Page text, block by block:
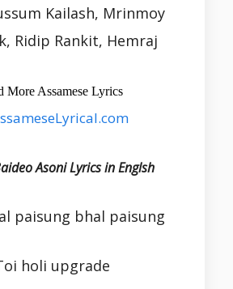
Kailash, Mrinmoy
Ridip Rankit, Hemraj
More Assamese Lyrics
Asoni Lyrics in Englsh
paisung bhal paisung
holi upgrade